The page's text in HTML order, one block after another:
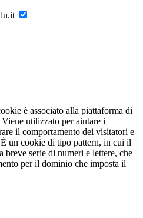
è associato alla piattaforma di
utilizzato per aiutare i
il comportamento dei visitatori e
un cookie di tipo pattern, in cui il
breve serie di numeri e lettere, che
per il dominio che imposta il